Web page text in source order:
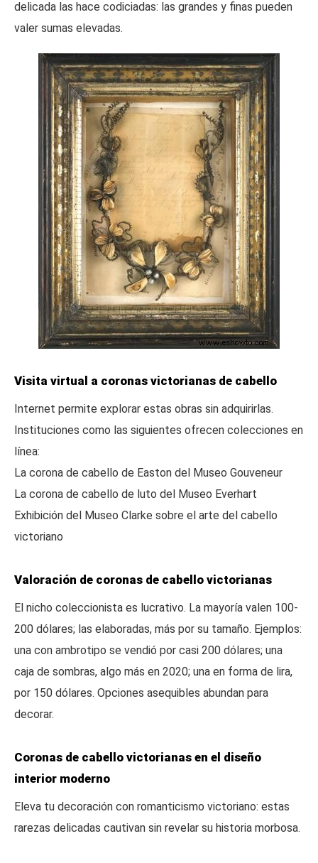
delicada las hace codiciadas: las grandes y finas pueden
valer sumas elevadas.
Visita virtual a coronas victorianas de cabello
Internet permite explorar estas obras sin adquirirlas.
Instituciones como las siguientes ofrecen colecciones en
línea:
La corona de cabello de Easton del Museo Gouveneur
La corona de cabello de luto del Museo Everhart
Exhibición del Museo Clarke sobre el arte del cabello
victoriano
Valoración de coronas de cabello victorianas
El nicho coleccionista es lucrativo. La mayoría valen 100-
200 dólares; las elaboradas, más por su tamaño. Ejemplos:
una con ambrotipo se vendió por casi 200 dólares; una
caja de sombras, algo más en 2020; una en forma de lira,
por 150 dólares. Opciones asequibles abundan para
decorar.
Coronas de cabello victorianas en el diseño
interior moderno
Eleva tu decoración con romanticismo victoriano: estas
rarezas delicadas cautivan sin revelar su historia morbosa.